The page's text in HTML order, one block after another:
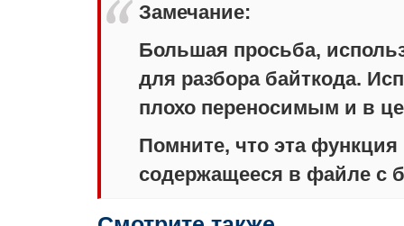
Замечание:
Большая просьба,
для разбора байткода.
плохо переносимым и в
Помните, что эта функция
содержащееся в файле с